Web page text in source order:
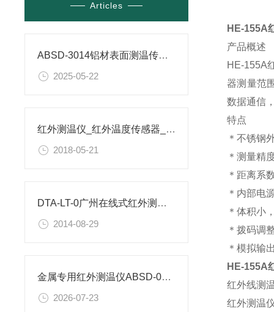
Articles
ABSD-3014铝材表面测温传感器机械参数
2025-05-22
红外测温仪_红外温度传感器_红外线温度计_工业测温探头
2018-05-21
DTA-LT-0广州在线式红外测温仪参数
2014-08-29
金属专用红外测温仪ABSD-01B-120参数
2026-07-23
HE-155A
产品概述
HE-155A
器测量范
数据通信
特点
＊不锈钢
＊测量精
＊距离系
＊内部电
＊体积小
＊拨码调
＊模拟输
HE-155A
红外线测
红外测温